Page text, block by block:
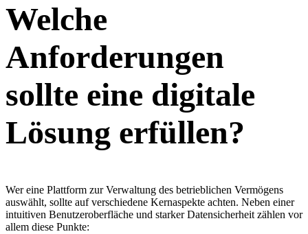
Welche
Anforderungen
sollte eine digitale
Lösung erfüllen?
Wer eine Plattform zur Verwaltung des betrieblichen Vermögens
auswählt, sollte auf verschiedene Kernaspekte achten. Neben einer
intuitiven Benutzeroberfläche und starker Datensicherheit zählen vor
allem diese Punkte: